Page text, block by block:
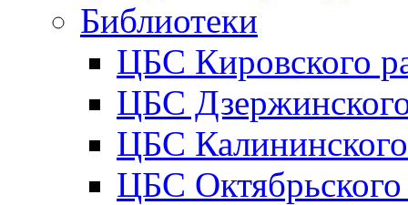
Библиотеки
ЦБС Кировского
ЦБС
ЦБС
ЦБС